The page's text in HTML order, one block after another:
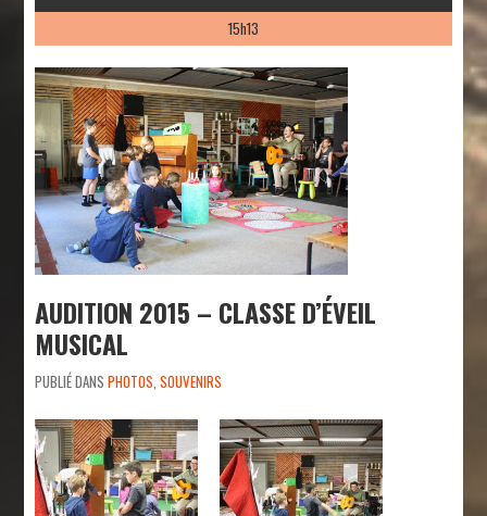
15h13
AUDITION 2015 – CLASSE D’ÉVEIL
MUSICAL
PUBLIÉ DANSPHOTOS,SOUVENIRS